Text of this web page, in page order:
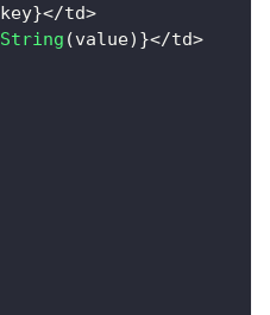
key}</td>
String (value) }</td>